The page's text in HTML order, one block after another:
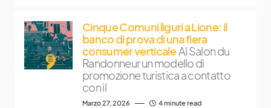
Cinque Comuni liguri a Lione: il
banco di prova di una fiera
consumer verticale Al Salon du
Randonneur un modello di
promozione turistica a contatto
con il
Marzo 27, 2026 4 minute read